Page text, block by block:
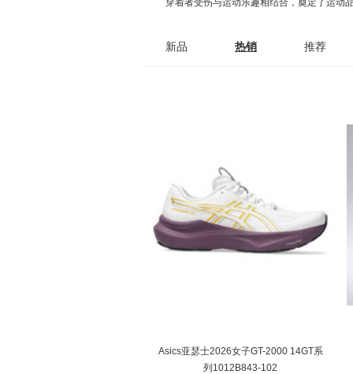
穿着者受伤与运动乐趣相结合，奠定了运动
新品 热销 推荐
Asics亚瑟士2026女子GT-2000 14GT系
列1012B843-102